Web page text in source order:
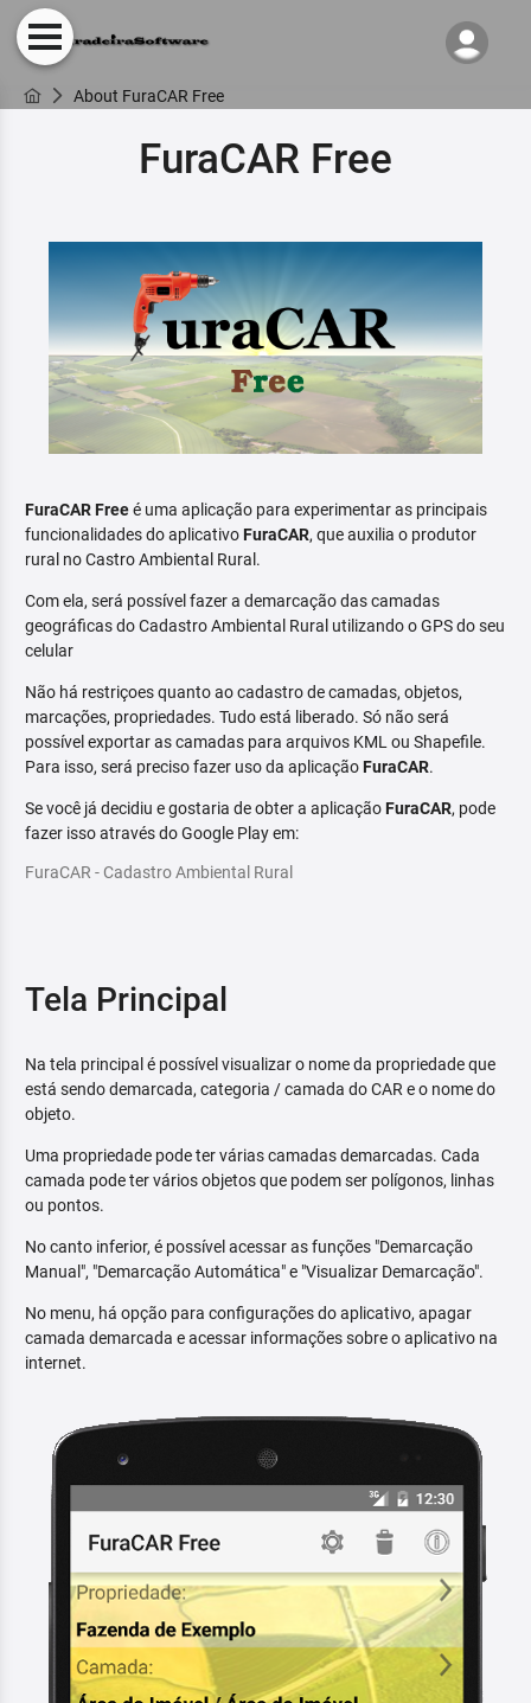
About FuraCAR Free
FuraCAR Free
FuraCAR Freeé uma aplicação para experimentar as principais
funcionalidades do aplicativoFuraCAR, que auxilia o produtor
rural no Castro Ambiental Rural.
Com ela, será possível fazer a demarcação das camadas
geográficas do Cadastro Ambiental Rural utilizando o GPS do seu
celular
Não há restriçoes quanto ao cadastro de camadas, objetos,
marcações, propriedades. Tudo está liberado. Só não será
possível exportar as camadas para arquivos KML ou Shapefile.
Para isso, será preciso fazer uso da aplicaçãoFuraCAR.
Se você já decidiu e gostaria de obter a aplicaçãoFuraCAR, pode
fazer isso através do Google Play em:
FuraCAR - Cadastro Ambiental Rural
Tela Principal
Na tela principal é possível visualizar o nome da propriedade que
está sendo demarcada, categoria / camada do CAR e o nome do
objeto.
Uma propriedade pode ter várias camadas demarcadas. Cada
camada pode ter vários objetos que podem ser polígonos, linhas
ou pontos.
No canto inferior, é possível acessar as funções "Demarcação
Manual", "Demarcação Automática" e "Visualizar Demarcação".
No menu, há opção para configurações do aplicativo, apagar
camada demarcada e acessar informações sobre o aplicativo na
internet.